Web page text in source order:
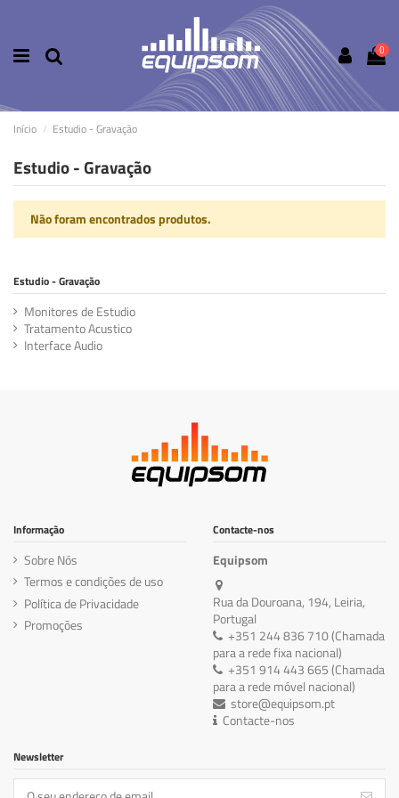
0
Início Estudio - Gravação
Estudio - Gravação
Não foram encontrados produtos.
Estudio - Gravação
Monitores de Estudio
Tratamento Acustico
Interface Audio
Informação
Sobre Nós
Termos e condições de uso
Política de Privacidade
Promoções
Contacte-nos
Equipsom
Rua da Douroana, 194, Leiria,
Portugal
+351 244 836 710 (Chamada
para a rede fixa nacional)
+351 914 443 665 (Chamada
para a rede móvel nacional)
store@equipsom.pt
Contacte-nos
Newsletter